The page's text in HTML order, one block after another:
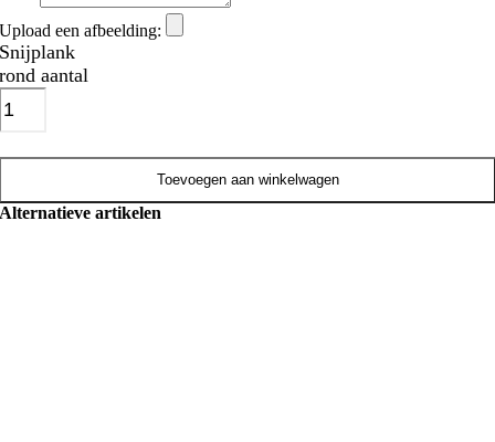
Upload een afbeelding:
Snijplank
rond aantal
Toevoegen aan winkelwagen
Alternatieve artikelen